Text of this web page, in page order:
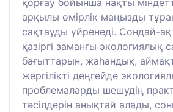
арқылы өмірлік маңызды
сақтауды үйренеді. Сондай-ақ
қазіргі заманғы экологиялық
бағыттарын, жаһандық,
жергілікті деңгейде
проблемаларды шешудің
тәсілдерін анықтай алады,